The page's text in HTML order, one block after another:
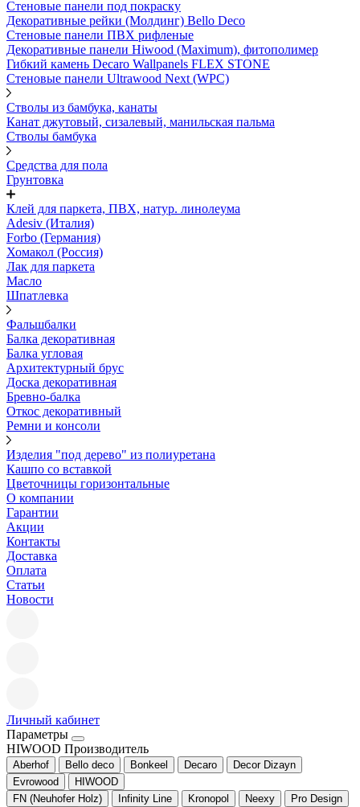
Стеновые панели под покраску
Декоративные рейки (Молдинг) Bello Deco
Стеновые панели ПВХ рифленыe
Декоративные панели Hiwood (Maximum), фитополимер
Гибкий камень Decaro Wallpanels FLEX STONE
Стеновые панели Ultrawood Next (WPC)
Стволы из бамбука, канаты
Канат джутовый, сизалевый, манильская пальма
Стволы бамбука
Средства для пола
Грунтовка
Клей для паркета, ПВХ, натур. линолеума
Adesiv (Италия)
Forbo (Германия)
Хомакол (Россия)
Лак для паркета
Масло
Шпатлевка
Фальшбалки
Балка декоративная
Балка угловая
Архитектурный брус
Доска декоративная
Бревно-балка
Откос декоративный
Ремни и консоли
Изделия "под дерево" из полиуретана
Кашпо со вставкой
Цветочницы горизонтальные
О компании
Гарантии
Акции
Контакты
Доставка
Оплата
Статьи
Новости
Личный кабинет
Параметры
HIWOOD Производитель
Aberhof Bello deco Bonkeel Decaro
Decor Dizayn
Evrowood
HIWOOD
FN (Neuhofer Holz)
Infinity Line Kronopol Neexy
Pro Design